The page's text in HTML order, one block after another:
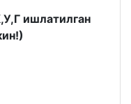
ишлатилган